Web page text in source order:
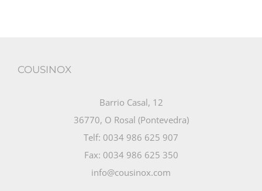
COUSINOX
Barrio Casal, 12
36770, O Rosal (Pontevedra)
Telf: 0034 986 625 907
Fax: 0034 986 625 350
info@cousinox.com